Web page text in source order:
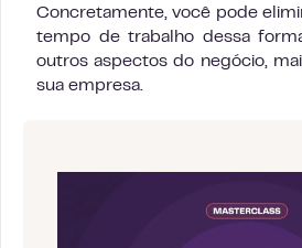
Concretamente, você pode
tempo de trabalho dessa
outros aspectos do negócio,
sua empresa.